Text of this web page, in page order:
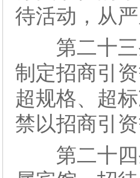
待活动，从
第二十三
制定招商引
超规格、超
禁以招商引
第二十四